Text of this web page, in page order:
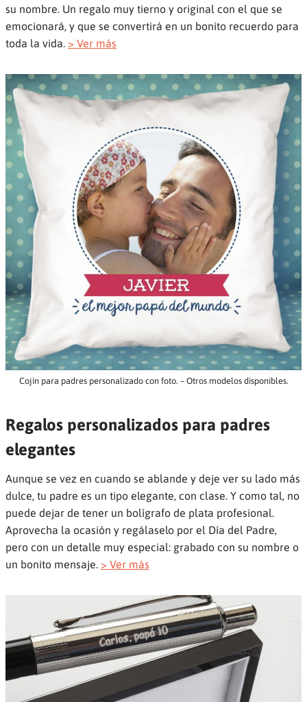
su nombre. Un regalo muy tierno y original con el que se
emocionará, y que se convertirá en un bonito recuerdo para
toda la vida. > Ver más
Cojín para padres personalizado con foto. – Otros modelos disponibles.
Regalos personalizados para padres
elegantes
Aunque se vez en cuando se ablande y deje ver su lado más
dulce, tu padre es un tipo elegante, con clase. Y como tal, no
puede dejar de tener un bolígrafo de plata profesional.
Aprovecha la ocasión y regálaselo por el Día del Padre,
pero con un detalle muy especial: grabado con su nombre o
un bonito mensaje. > Ver más